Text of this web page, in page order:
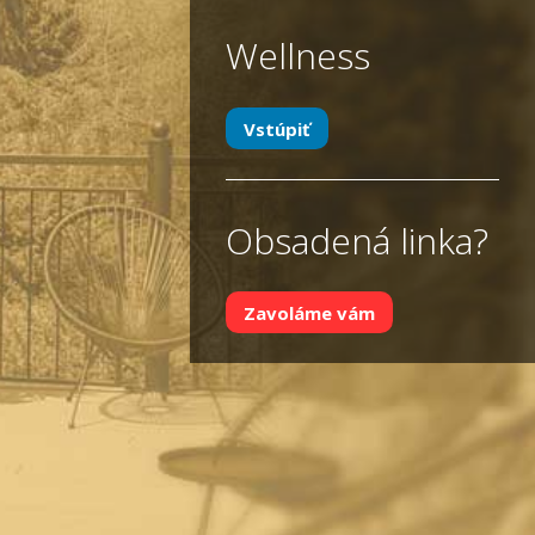
Wellness
Vstúpiť
Obsadená linka?
Zavoláme vám